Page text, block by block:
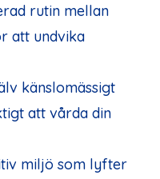
rutin mellan
att undvika
känslomässigt
att vårda din
miljö som lyfter